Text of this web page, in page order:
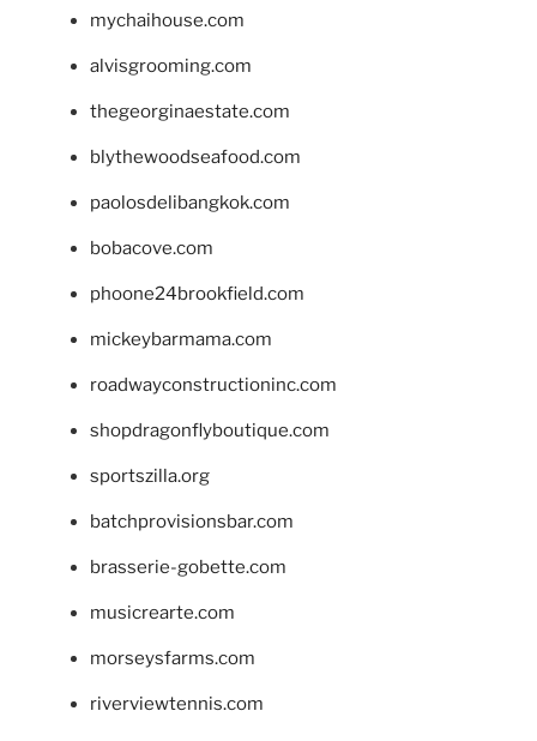
mychaihouse.com
alvisgrooming.com
thegeorginaestate.com
blythewoodseafood.com
paolosdelibangkok.com
bobacove.com
phoone24brookfield.com
mickeybarmama.com
roadwayconstructioninc.com
shopdragonflyboutique.com
sportszilla.org
batchprovisionsbar.com
brasserie-gobette.com
musicrearte.com
morseysfarms.com
riverviewtennis.com